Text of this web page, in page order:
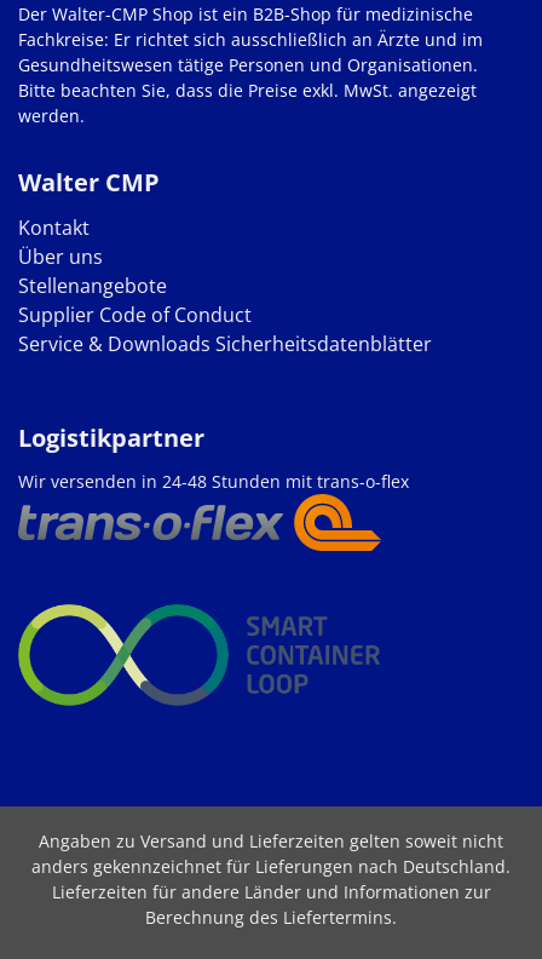
Walter CMP
Kontakt
Über uns
Stellenangebote
Supplier Code of Conduct
Service & Downloads Sicherheitsdatenblätter
Der Walter-CMP Shop ist ein B2B-Shop für medizinische
Fachkreise: Er richtet sich ausschließlich an Ärzte und im
Gesundheitswesen tätige Personen und Organisationen.
Bitte beachten Sie, dass die Preise exkl. MwSt. angezeigt
werden.
Logistikpartner
Wir versenden in 24-48 Stunden mit trans-o-flex
Angaben zu Versand und Lieferzeiten gelten soweit nicht
anders gekennzeichnet für Lieferungen nach Deutschland.
Lieferzeiten für andere Länder und Informationen zur
Berechnung des Liefertermins.